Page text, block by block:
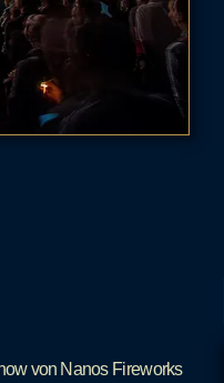
von Nanos Fireworks